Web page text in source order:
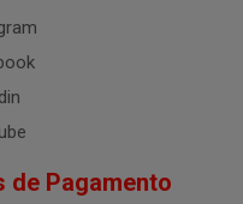
de Pagamento